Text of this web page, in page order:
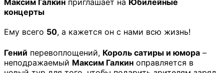
концерты
Ему всего 50, а кажется он с нами всю жизнь!
Гений перевоплощений, Король сатиры и юмора –
неподражаемый Максим Галкин оправляется в